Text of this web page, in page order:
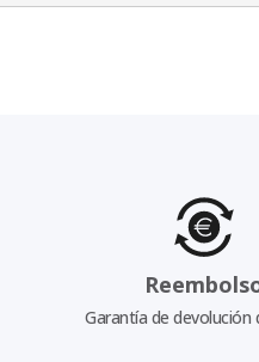
Garantía de devolución